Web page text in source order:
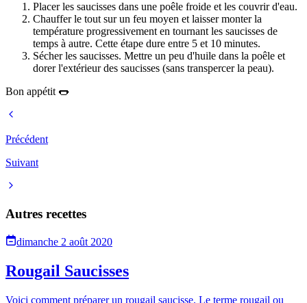
Placer les saucisses dans une poêle froide et les couvrir d'eau.
Chauffer le tout sur un feu moyen et laisser monter la
température progressivement en tournant les saucisses de
temps à autre. Cette étape dure entre 5 et 10 minutes.
Sécher les saucisses. Mettre un peu d'huile dans la poêle et
dorer l'extérieur des saucisses (sans transpercer la peau).
Bon appétit 🌭
Précédent
Suivant
Autres recettes
dimanche 2 août 2020
Rougail Saucisses
Voici comment préparer un rougail saucisse. Le terme rougail ou